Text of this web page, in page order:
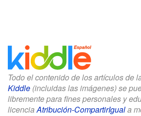
Todo el contenido de los artículos de
Kiddle (incluidas las imágenes) se
libremente para fines personales y
licenciaAtribución-CompartirIguala